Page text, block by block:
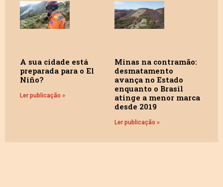
A sua cidade está
preparada para o El
Niño?
Ler publicação »
Minas na contramão:
desmatamento
avança no Estado
enquanto o Brasil
atinge a menor marca
desde 2019
Ler publicação »